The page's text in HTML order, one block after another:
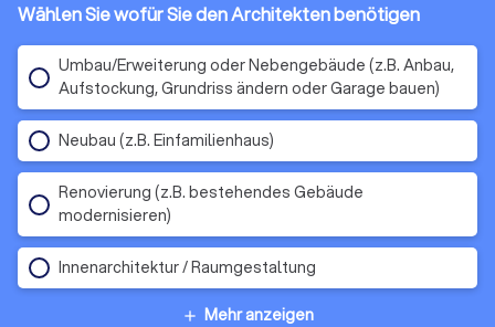
Wählen Sie wofür Sie den Architekten benötigen
Umbau/Erweiterung oder Nebengebäude (z.B. Anbau,
Aufstockung, Grundriss ändern oder Garage bauen)
Neubau (z.B. Einfamilienhaus)
Renovierung (z.B. bestehendes Gebäude
modernisieren)
Innenarchitektur / Raumgestaltung
add Mehr anzeigen